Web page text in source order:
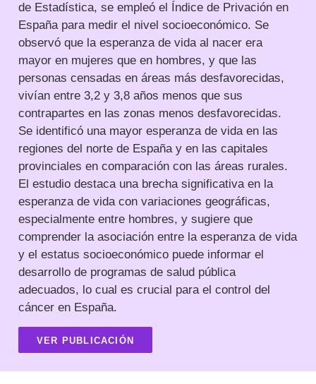
de Estadística, se empleó el Índice de Privación en
España para medir el nivel socioeconómico. Se
observó que la esperanza de vida al nacer era
mayor en mujeres que en hombres, y que las
personas censadas en áreas más desfavorecidas,
vivían entre 3,2 y 3,8 años menos que sus
contrapartes en las zonas menos desfavorecidas.
Se identificó una mayor esperanza de vida en las
regiones del norte de España y en las capitales
provinciales en comparación con las áreas rurales.
El estudio destaca una brecha significativa en la
esperanza de vida con variaciones geográficas,
especialmente entre hombres, y sugiere que
comprender la asociación entre la esperanza de vida
y el estatus socioeconómico puede informar el
desarrollo de programas de salud pública
adecuados, lo cual es crucial para el control del
cáncer en España.
VER PUBLICACIÓN